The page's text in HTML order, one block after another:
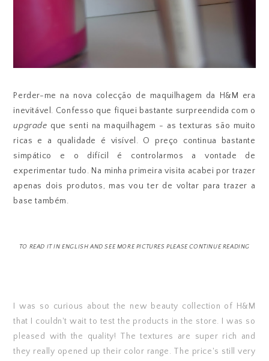
Perder-me na nova colecção de maquilhagem da H&M era
inevitável. Confesso que fiquei bastante surpreendida com o
upgrade que senti na maquilhagem - as texturas são muito
ricas e a qualidade é visível. O preço continua bastante
simpático e o difícil é controlarmos a vontade de
experimentar tudo. Na minha primeira visita acabei por trazer
apenas dois produtos, mas vou ter de voltar para trazer a
base também.
TO READ IT IN ENGLISH AND SEE MORE PICTURES PLEASE CONTINUE READING
I was so curious about the new beauty collection of H&M
that I couldn't wait to test the products in the store. I was so
pleased with the quality! The textures are super rich and
they really opened up their color range. The price's still very